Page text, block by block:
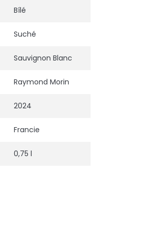
Bílé
Suché
Sauvignon Blanc
Raymond Morin
2024
Francie
0,75 l